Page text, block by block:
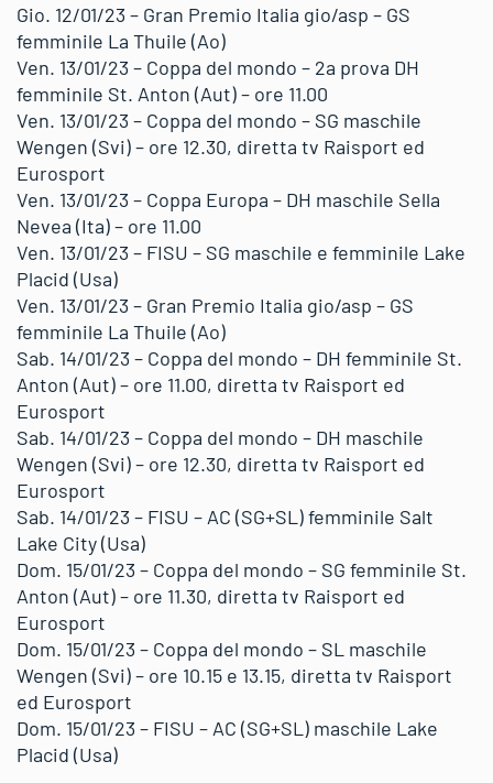
Gio. 12/01/23 – Gran Premio Italia gio/asp – GS
femminile La Thuile (Ao)
Ven. 13/01/23 – Coppa del mondo – 2a prova DH
femminile St. Anton (Aut) – ore 11.00
Ven. 13/01/23 – Coppa del mondo – SG maschile
Wengen (Svi) – ore 12.30, diretta tv Raisport ed
Eurosport
Ven. 13/01/23 – Coppa Europa – DH maschile Sella
Nevea (Ita) – ore 11.00
Ven. 13/01/23 – FISU – SG maschile e femminile Lake
Placid (Usa)
Ven. 13/01/23 – Gran Premio Italia gio/asp – GS
femminile La Thuile (Ao)
Sab. 14/01/23 – Coppa del mondo – DH femminile St.
Anton (Aut) – ore 11.00, diretta tv Raisport ed
Eurosport
Sab. 14/01/23 – Coppa del mondo – DH maschile
Wengen (Svi) – ore 12.30, diretta tv Raisport ed
Eurosport
Sab. 14/01/23 – FISU – AC (SG+SL) femminile Salt
Lake City (Usa)
Dom. 15/01/23 – Coppa del mondo – SG femminile St.
Anton (Aut) – ore 11.30, diretta tv Raisport ed
Eurosport
Dom. 15/01/23 – Coppa del mondo – SL maschile
Wengen (Svi) – ore 10.15 e 13.15, diretta tv Raisport
ed Eurosport
Dom. 15/01/23 – FISU – AC (SG+SL) maschile Lake
Placid (Usa)